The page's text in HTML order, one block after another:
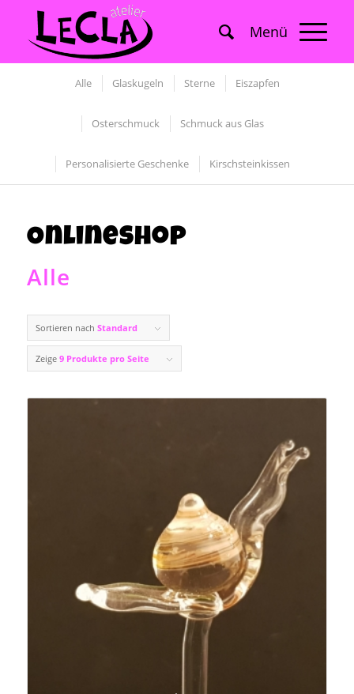
Alle Glaskugeln Sterne Eiszapfen
Osterschmuck Schmuck aus Glas
Personalisierte Geschenke Kirschsteinkissen
Onlineshop
Alle
Sortieren nach Standard
Zeige 9 Produkte pro Seite